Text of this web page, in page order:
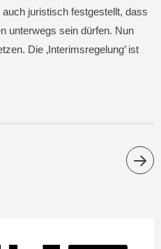
juristisch festgestellt, dass
unterwegs sein dürfen. Nun
Die ‚Interimsregelung’ ist